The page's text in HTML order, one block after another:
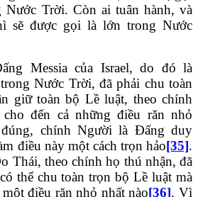
Nước Trời. Còn ai tuân hành, và
sẽ được gọi là lớn trong Nước
Messia của Israel, do đó là
Nước Trời, đã phải chu toàn
giữ toàn bộ Lề luật, theo chính
đến cả những điều răn nhỏ
chính Người là Đấng duy
điều này một cách trọn hảo[35].
Thái, theo chính họ thú nhận, đã
thể chu toàn trọn bộ Lề luật mà
điều răn nhỏ nhất nào[36]. Vì